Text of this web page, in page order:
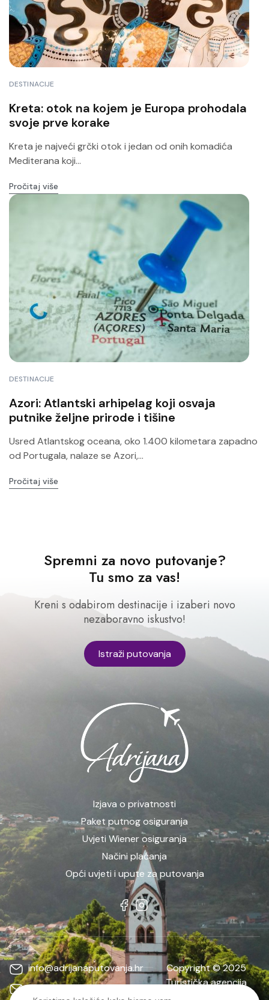
DESTINACIJE
Kreta: otok na kojem je Europa prohodala
svoje prve korake
Kreta je najveći grčki otok i jedan od onih komadića
Mediterana koji...
Pročitaj više
DESTINACIJE
Azori: Atlantski arhipelag koji osvaja
putnike željne prirode i tišine
Usred Atlantskog oceana, oko 1.400 kilometara zapadno
od Portugala, nalaze se Azori,...
Pročitaj više
Spremni za novo putovanje?
Tu smo za vas!
Kreni s odabirom destinacije i izaberi novo
nezaboravno iskustvo!
Istraži putovanja
Izjava o privatnosti
Paket putnog osiguranja
Uvjeti Wiener osiguranja
Načini plaćanja
Opći uvjeti i upute za putovanja
info@adrijanaputovanja.hr
d.matkovic@adrijanaputovanja.hr
Copyright © 2025
Turistička agencija
ADRIJANA | Sva prava